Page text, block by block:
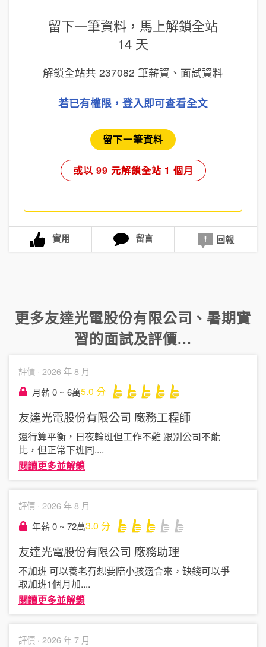
留下一筆資料，馬上解鎖全站
14 天
解鎖全站共 237082 筆薪資、面試資料
若已有權限，登入即可查看全文
留下一筆資料
或以 99 元解鎖全站 1 個月
實用 留言 回報
更多友達光電股份有限公司 、暑期實
習的面試及評價...
評價 · 2026 年 8 月
月薪 0 ~ 6萬5.0 分
友達光電股份有限公司 廠務工程師
還行算平衡，日夜輪班但工作不難 跟別公司不能
比，但正常下班同....
閱讀更多並解鎖
評價 · 2026 年 8 月
年薪 0 ~ 72萬3.0 分
友達光電股份有限公司 廠務助理
不加班 可以養老有想要陪小孩適合來，缺錢可以爭
取加班1個月加....
閱讀更多並解鎖
評價 · 2026 年 7 月